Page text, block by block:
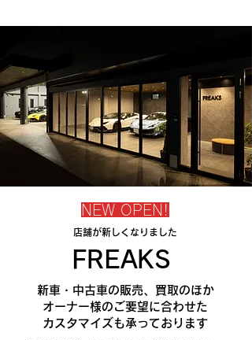
NEW OPEN!
店舗が新しくなりました
FREAKS
新車・中古車の販売、買取のほか
オーナー様のご要望に合わせた
​カスタマイズも承っております